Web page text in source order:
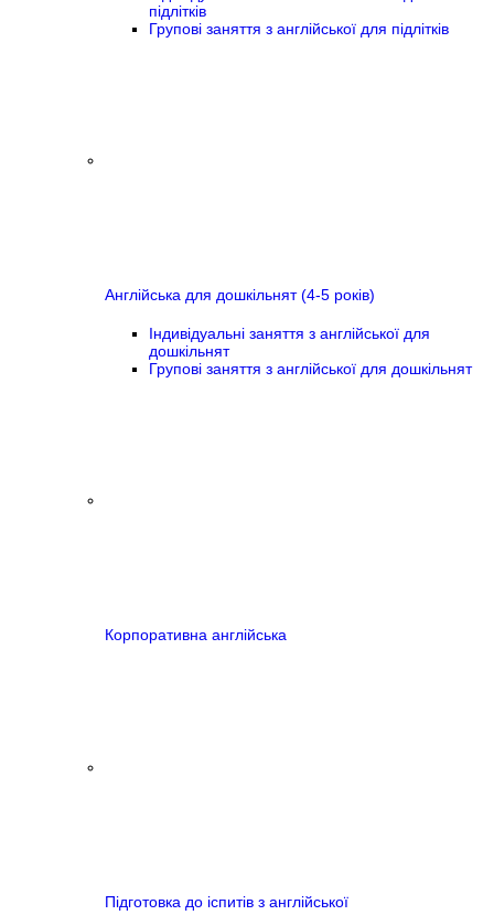
підлітків
Групові заняття з англійської для підлітків
Англійська для дошкільнят (4-5 років)
Індивідуальні заняття з англійської для
дошкільнят
Групові заняття з англійської для дошкільнят
Корпоративна англійська
Підготовка до іспитів з англійської